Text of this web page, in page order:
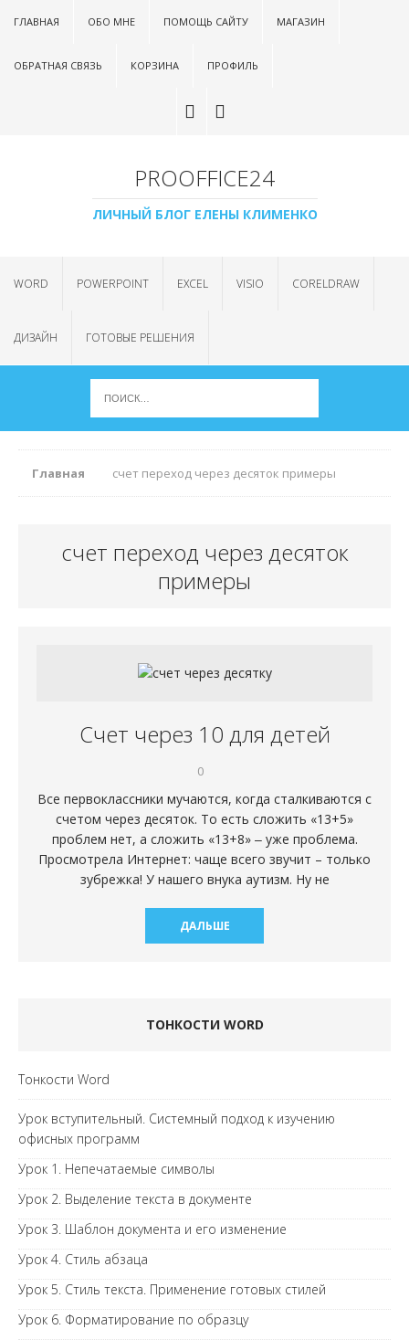
ГЛАВНАЯ ОБО МНЕ ПОМОЩЬ САЙТУ МАГАЗИН
ОБРАТНАЯ СВЯЗЬ КОРЗИНА ПРОФИЛЬ
PROOFFICE24
ЛИЧНЫЙ БЛОГ ЕЛЕНЫ КЛИМЕНКО
WORD POWERPOINT EXCEL VISIO CORELDRAW
ДИЗАЙН ГОТОВЫЕ РЕШЕНИЯ
Главная счет переход через десяток примеры
счет переход через десяток
примеры
Счет через 10 для детей
0
Все первоклассники мучаются, когда сталкиваются с
счетом через десяток. То есть сложить «13+5»
проблем нет, а сложить «13+8» ‒ уже проблема.
Просмотрела Интернет: чаще всего звучит – только
зубрежка! У нашего внука аутизм. Ну не
ДАЛЬШЕ
ТОНКОСТИ WORD
Тонкости Word
Урок вступительный. Системный подход к изучению
офисных программ
Урок 1. Непечатаемые символы
Урок 2. Выделение текста в документе
Урок 3. Шаблон документа и его изменение
Урок 4. Стиль абзаца
Урок 5. Стиль текста. Применение готовых стилей
Урок 6. Форматирование по образцу